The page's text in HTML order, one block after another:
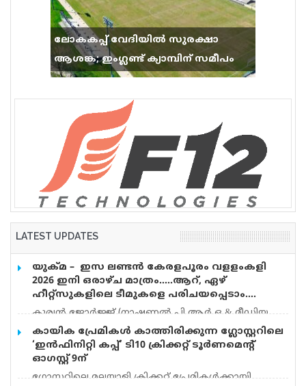
ലോകകപ്പ് വേദിയിൽ സുരക്ഷാ
ആശങ്ക; ഇംഗ്ലണ്ട് ക്യാമ്പിന് സമീപം
വെടിവെപ്പ്, 9 പേർക്ക് പരിക്ക്
LATEST UPDATES
യുക്മ – ഇസ ലണ്ടൻ കേരളപൂരം വളളംകളി
2026 ഇനി ഒരാഴ്ച മാത്രം…..ആറ്, ഏഴ്
ഹീറ്റ്സുകളിലെ ടീമുകളെ പരിചയപ്പെടാം….
കുര്യൻ ജോർജ്ജ് (നാഷണൽ പി.ആർ.ഒ & മീഡിയ
കോർഡിനേറ്റർ) യുക്മ – ഇസ ലണ്ടൻ കേരളപൂരം
വളളംകളി 2026 ഓഗസ്റ്റ് 15 ന് റോഥർഹാമിലെ
മാൻവേഴ്സ് തടാകത്തിൽ അരങ്ങേറുവാൻ
ദിവസങ്ങൾ അടുത്ത് വരവെ അതിൻ്റെ ആവേശം
ഓരോ നിമിഷവും കൂടി വരുമ്പോൾ ഇന്ന് രണ്ടാമത്തെ
കായിക പ്രേമികള്‍ കാത്തിരിക്കുന്ന ഗ്ലോസ്റ്ററിലെ
‘ഇന്‍ഫിനിറ്റി കപ്പ്’ ടി10 ക്രിക്കറ്റ് ടൂര്‍ണമെന്റ്
ഓഗസ്റ്റ് 9ന്
ഗ്ലോസ്റ്ററിലെ മലയാളി ക്രിക്കറ്റ് പ്രേമികള്‍ക്കായി